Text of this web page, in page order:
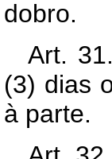
dobro.
Art.
(3) dias
à parte.